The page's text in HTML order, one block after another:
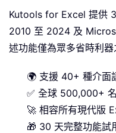
Kutools for Excel 提供
2010 至 2024 及
述功能僅為眾多省時利器
🌍 支援 40+ 種介面
✅ 全球 500,000+
🚀 相容所有現代版
🎁 30 天完整功能